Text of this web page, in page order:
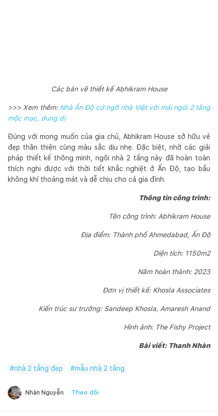
Các bản vẽ thiết kế Abhikram House
>>> Xem thêm: Nhà Ấn Độ cứ ngỡ nhà Việt với mái ngói 2 tầng
mộc mạc, dung dị
Đúng với mong muốn của gia chủ, Abhikram House sở hữu vẻ
đẹp thân thiện cùng màu sắc dịu nhẹ. Đặc biệt, nhờ các giải
pháp thiết kế thông minh, ngôi nhà 2 tầng này đã hoàn toàn
thích nghi được với thời tiết khắc nghiệt ở Ấn Độ, tạo bầu
không khí thoáng mát và dễ chịu cho cả gia đình.
Thông tin công trình:
Tên công trình: Abhikram House
Địa điểm: Thành phố Ahmedabad, Ấn Độ
Diện tích: 1150m2
Năm hoàn thành: 2023
Đơn vị thiết kế: Khosla Associates
Kiến trúc sư trưởng: Sandeep Khosla, Amaresh Anand
Hình ảnh: The Fishy Project
Bài viết: Thanh Nhàn
#nhà 2 tầng đẹp #mẫu nhà 2 tầng
Nhàn Nguyễn Theo dõi